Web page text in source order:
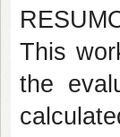
This
the